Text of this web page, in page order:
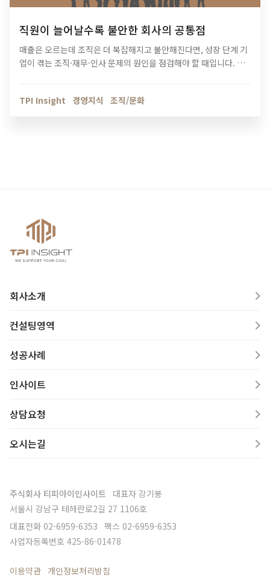
직원이 늘어날수록 불안한 회사의 공통점
매출은 오르는데 조직은 더 복잡해지고 불안해진다면, 성장 단계 기
업이 겪는 조직·재무·인사 문제의 원인을 점검해야 할 때입니다. 티
TPI Insight
경영지식 조직/문화
회사소개
컨설팅영역
성공사례
인사이트
상담요청
오시는길
주식회사 티피아이인사이트 대표자 강기봉
서울시 강남구 테헤란로2길 27 1106호
대표전화 02-6959-6353 팩스 02-6959-6353
사업자등록번호 425-86-01478
이용약관 개인정보처리방침